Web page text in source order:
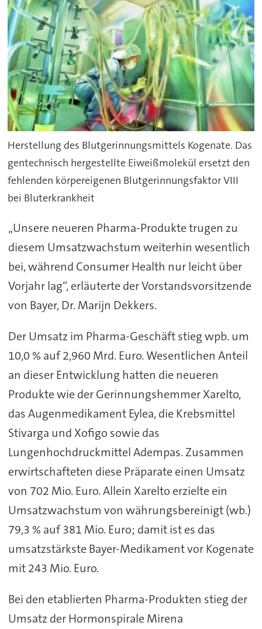
Herstellung des Blutgerinnungsmittels Kogenate. Das
gentechnisch hergestellte Eiweißmolekül ersetzt den
fehlenden körpereigenen Blutgerinnungsfaktor VIII
bei Bluterkrankheit
„Unsere neueren Pharma-Produkte trugen zu
diesem Umsatzwachstum weiterhin wesentlich
bei, während Consumer Health nur leicht über
Vorjahr lag“, erläuterte der Vorstandsvorsitzende
von Bayer, Dr. Marijn Dekkers.
Der Umsatz im Pharma-Geschäft stieg wpb. um
10,0 % auf 2,960 Mrd. Euro. Wesentlichen Anteil
an dieser Entwicklung hatten die neueren
Produkte wie der Gerinnungshemmer Xarelto,
das Augenmedikament Eylea, die Krebsmittel
Stivarga und Xofigo sowie das
Lungenhochdruckmittel Adempas. Zusammen
erwirtschafteten diese Präparate einen Umsatz
von 702 Mio. Euro. Allein Xarelto erzielte ein
Umsatzwachstum von währungsbereinigt (wb.)
79,3 % auf 381 Mio. Euro; damit ist es das
umsatzstärkste Bayer-Medikament vor Kogenate
mit 243 Mio. Euro.
Bei den etablierten Pharma-Produkten stieg der
Umsatz der Hormonspirale Mirena